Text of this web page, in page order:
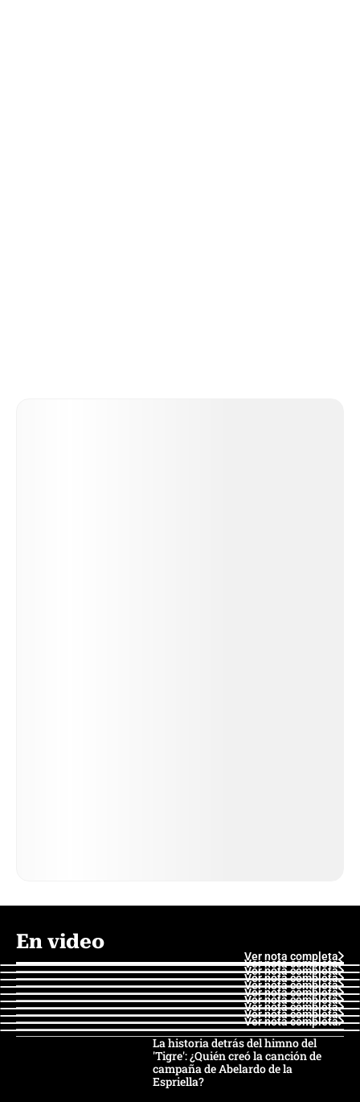
En video
Ver nota completa
Ver nota completa
Ver nota completa
Ver nota completa
Ver nota completa
Ver nota completa
Ver nota completa
Ver nota completa
Ver nota completa
Ver nota completa
La historia detrás del himno del
'Tigre': ¿Quién creó la canción de
campaña de Abelardo de la
Espriella?